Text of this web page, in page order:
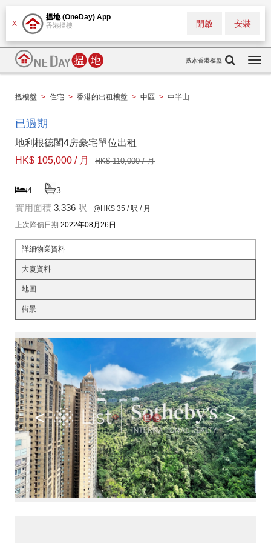
X
搵地 (OneDay) App
香港搵樓 安裝
開啟
搜索香港樓盤
搵樓盤 > 住宅 > 香港的出租樓盤 > 中區 > 中半山
已過期
地利根德閣4房豪宅單位出租
HK$ 105,000 / 月
HK$ 110,000 / 月
4 3
實用面積 3,336 呎 @HK$ 35 / 呎 / 月
上次降價日期 2022年08月26日
詳細物業資料
大廈資料
地圖
街景
< >